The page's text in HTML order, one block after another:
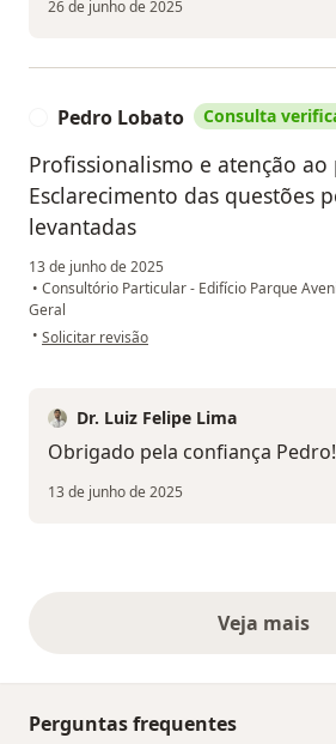
26 de junho de 2025
Pedro Lobato Consulta
Profissionalismo e atenção ao
Esclarecimento das questões
levantadas
13 de junho de 2025
• Consultório Particular - Edifício Parque
Geral
• na opinião do utilizador Pedro Lobato
Solicitar revisão
Dr. Luiz Felipe Lima
Obrigado pela confiança Pedro!
13 de junho de 2025
Veja mais
Perguntas frequentes